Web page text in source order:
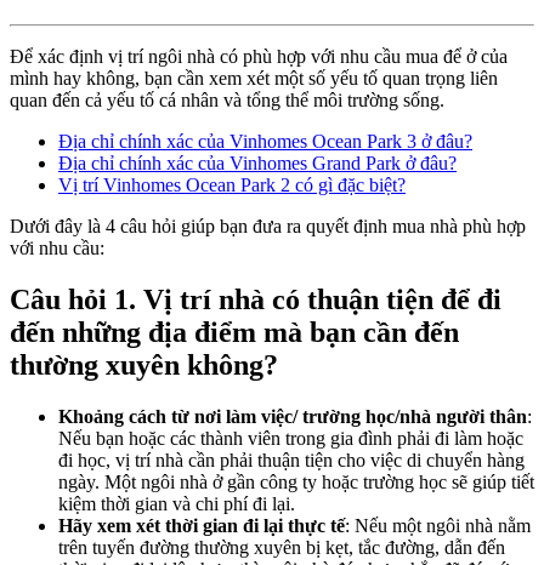
Để xác định vị trí ngôi nhà có phù hợp với nhu cầu mua để ở của
mình hay không, bạn cần xem xét một số yếu tố quan trọng liên
quan đến cả yếu tố cá nhân và tổng thể môi trường sống.
Địa chỉ chính xác của Vinhomes Ocean Park 3 ở đâu?
Địa chỉ chính xác của Vinhomes Grand Park ở đâu?
Vị trí Vinhomes Ocean Park 2 có gì đặc biệt?
Dưới đây là 4 câu hỏi giúp bạn đưa ra quyết định mua nhà phù hợp
với nhu cầu:
Câu hỏi 1. Vị trí nhà có thuận tiện để đi
đến những địa điểm mà bạn cần đến
thường xuyên không?
Khoảng cách từ nơi làm việc/ trường học/nhà người thân:
Nếu bạn hoặc các thành viên trong gia đình phải đi làm hoặc
đi học, vị trí nhà cần phải thuận tiện cho việc di chuyển hàng
ngày. Một ngôi nhà ở gần công ty hoặc trường học sẽ giúp tiết
kiệm thời gian và chi phí đi lại.
Hãy xem xét thời gian đi lại thực tế: Nếu một ngôi nhà nằm
trên tuyến đường thường xuyên bị kẹt, tắc đường, dẫn đến